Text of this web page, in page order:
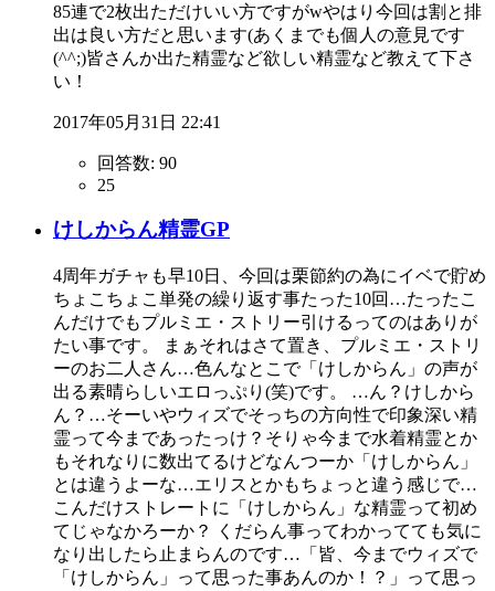
85連で2枚出ただけいい方ですがwやはり今回は割と排
出は良い方だと思います(あくまでも個人の意見です
(^^;)皆さんか出た精霊など欲しい精霊など教えて下さ
い！
2017年05月31日 22:41
回答数: 90
25
けしからん精霊GP
4周年ガチャも早10日、今回は栗節約の為にイベで貯め
ちょこちょこ単発の繰り返す事たった10回…たったこ
んだけでもプルミエ・ストリー引けるってのはありが
たい事です。 まぁそれはさて置き、プルミエ・ストリ
ーのお二人さん…色んなとこで「けしからん」の声が
出る素晴らしいエロっぷり(笑)です。 …ん？けしから
ん？…そーいやウィズでそっちの方向性で印象深い精
霊って今まであったっけ？そりゃ今まで水着精霊とか
もそれなりに数出てるけどなんつーか「けしからん」
とは違うよーな…エリスとかもちょっと違う感じで…
こんだけストレートに「けしからん」な精霊って初め
てじゃなかろーか？ くだらん事ってわかってても気に
なり出したら止まらんのです…「皆、今までウィズで
「けしからん」って思った事あんのか！？」って思っ